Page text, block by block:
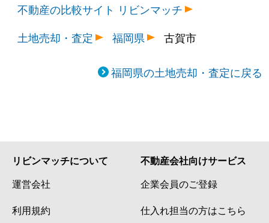
不動産の比較サイト リビンマッチ
土地売却・査定
福岡県 古賀市
福岡県の土地売却・査定に戻る
リビンマッチについて
運営会社
利用規約
不動産会社向けサービス
企業会員のご登録
仕入れ担当の方はこちら